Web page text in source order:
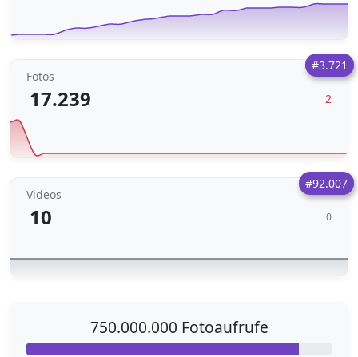
#3.721
Fotos
17.239 2
#92.007
Videos
10 0
750.000.000 Fotoaufrufe